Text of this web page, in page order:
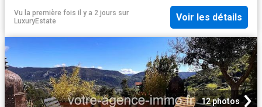
Vu la première fois il y a 2 jours sur
LuxuryEstate
Voir les détails
12 photos